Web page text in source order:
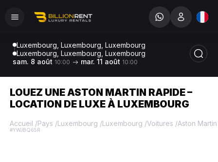
Luxembourg, Luxembourg, Luxembourg
Luxembourg, Luxembourg, Luxembourg
sam. 8 août 10:00 mar. 11 août 10:00
LOUEZ UNE ASTON MARTIN RAPIDE –
LOCATION DE LUXE À LUXEMBOURG
Accueil /Pays /Luxembourg /Luxembourg /Voitures /Aston Martin
#YWJBQ65R